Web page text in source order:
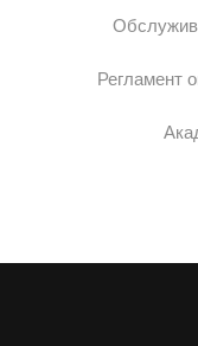
Регламент